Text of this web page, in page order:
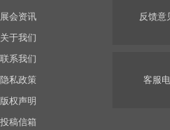
展会资讯
关于我们
联系我们
隐私政策
版权声明
投稿信箱
反馈意
客服